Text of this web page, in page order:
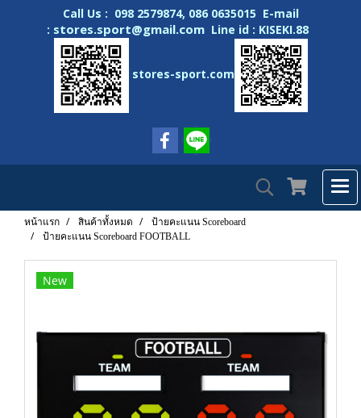
Call Us : 098 2579874, 086 0635015 E-mail
: stores.sport@gmail.com Line id : KISEKI.88
stores-sport.com
หน้าแรก สินค้าทั้งหมด
ป้ายคะแนน Scoreboard
ป้ายคะแนน Scoreboard FOOTBALL
New